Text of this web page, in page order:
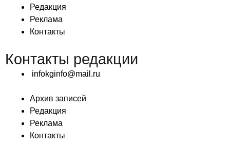
Редакция
Реклама
Контакты
Контакты редакции
infokginfo@mail.ru
Архив записей
Редакция
Реклама
Контакты